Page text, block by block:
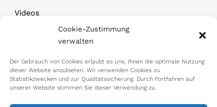
Cookie-Zustimmung
verwalten
Der Gebrauch von Cookies erlaubt es uns, Ihnen die optimale Nutzung
dieser Website anzubieten. Wir verwenden Cookies zu
Statistikzwecken und zur Qualitätssicherung. Durch Fortfahren auf
unserer Website stimmen Sie dieser Verwendung zu.
Videos